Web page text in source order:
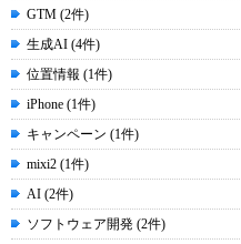
GTM (2件)
生成AI (4件)
位置情報 (1件)
iPhone (1件)
キャンペーン (1件)
mixi2 (1件)
AI (2件)
ソフトウェア開発 (2件)